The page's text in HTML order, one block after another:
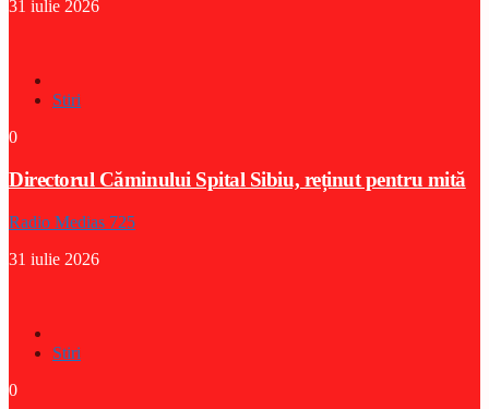
31 iulie 2026
Stiri
0
Directorul Căminului Spital Sibiu, reținut pentru mită
Radio Medias 725
31 iulie 2026
Stiri
0